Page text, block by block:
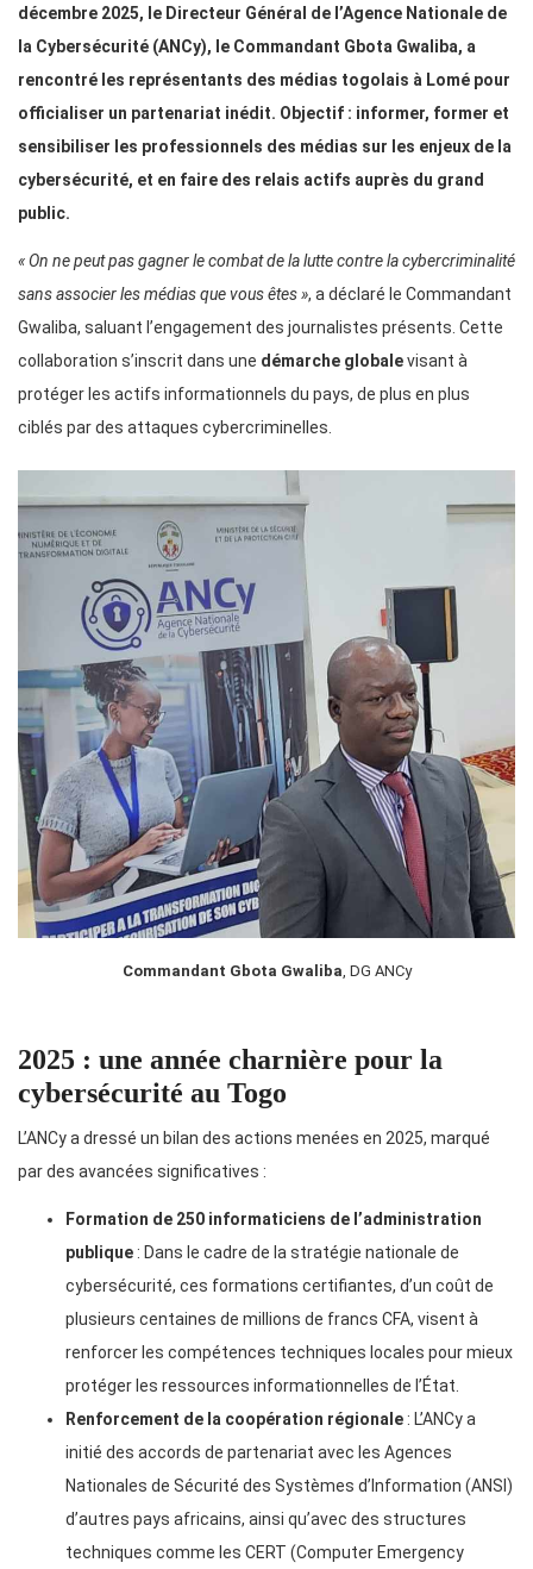
décembre 2025, le Directeur Général de l’Agence Nationale de
la Cybersécurité (ANCy), le Commandant Gbota Gwaliba, a
rencontré les représentants des médias togolais à Lomé pour
officialiser un partenariat inédit. Objectif : informer, former et
sensibiliser les professionnels des médias sur les enjeux de la
cybersécurité, et en faire des relais actifs auprès du grand
public.
« On ne peut pas gagner le combat de la lutte contre la cybercriminalité
sans associer les médias que vous êtes », a déclaré le Commandant
Gwaliba, saluant l’engagement des journalistes présents. Cette
collaboration s’inscrit dans une démarche globalevisant à
protéger les actifs informationnels du pays, de plus en plus
ciblés par des attaques cybercriminelles.
Commandant Gbota Gwaliba, DG ANCy
2025 : une année charnière pour la
cybersécurité au Togo
L’ANCy a dressé un bilan des actions menées en 2025, marqué
par des avancées significatives :
Formation de 250 informaticiens de l’administration
publique : Dans le cadre de la stratégie nationale de
cybersécurité, ces formations certifiantes, d’un coût de
plusieurs centaines de millions de francs CFA, visent à
renforcer les compétences techniques locales pour mieux
protéger les ressources informationnelles de l’État.
Renforcement de la coopération régionale : L’ANCy a
initié des accords de partenariat avec les Agences
Nationales de Sécurité des Systèmes d’Information (ANSI)
d’autres pays africains, ainsi qu’avec des structures
techniques comme les CERT (Computer Emergency